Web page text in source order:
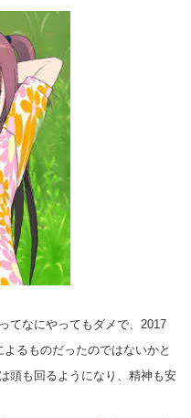
てなにやってもダメで、2017
るものだったのではないかと
頭も回るようになり、精神も安